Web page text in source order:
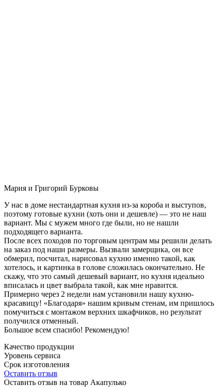
Мария и Григорий Бурковы
У нас в доме нестандартная кухня из-за короба и выступов,
поэтому готовые кухни (хоть они и дешевле) — это не наш
вариант. Мы с мужем много где были, но не нашли
подходящего варианта.
После всех походов по торговым центрам мы решили делать
на заказ под наши размеры. Вызвали замерщика, он все
обмерил, посчитал, нарисовал кухню именно такой, как
хотелось, и картинка в голове сложилась окончательно. Не
скажу, что это самый дешевый вариант, но кухня идеально
вписалась и цвет выбрала такой, как мне нравится.
Примерно через 2 недели нам установили нашу кухню-
красавицу! «Благодаря» нашим кривым стенам, им пришлось
помучиться с монтажом верхних шкафчиков, но результат
получился отменный.
Большое всем спасибо! Рекомендую!
Качество продукции
Уровень сервиса
Срок изготовления
Оставить отзыв
Оставить отзыв на товар Акапулько